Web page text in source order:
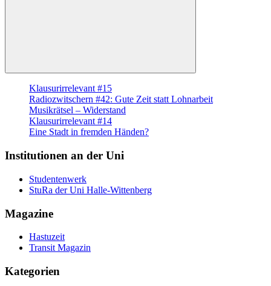
Suchen
Klausurirrelevant #15
Radiozwitschern #42: Gute Zeit statt Lohnarbeit
Musikrätsel – Widerstand
Klausurirrelevant #14
Eine Stadt in fremden Händen?
Institutionen an der Uni
Studentenwerk
StuRa der Uni Halle-Wittenberg
Magazine
Hastuzeit
Transit Magazin
Kategorien